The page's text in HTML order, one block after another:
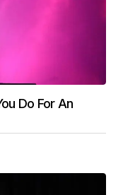
Do For An